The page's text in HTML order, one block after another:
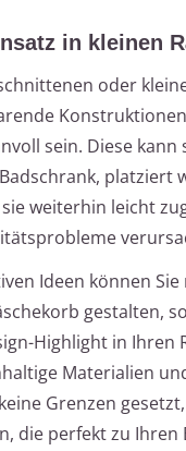
in kleinen
oder
sein. Diese
platziert
weiterhin leicht
Ideen können
gestalten,
Highlight in Ihren
Materialien
Grenzen
die perfekt zu Ihren